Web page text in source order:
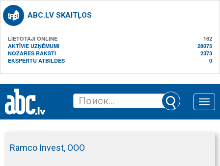
ABC.LV SKAITĻOS
LIETOTĀJI ONLINE
162
AKTĪVIE UZŅĒMUMI
28075
NOZARES RAKSTI
2373
EKSPERTU ATBILDES
0
Toggle
Ramco Invest, ООО